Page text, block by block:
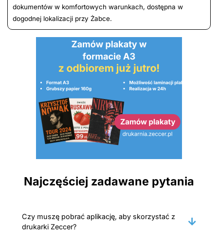
dokumentów w komfortowych warunkach, dostępna w
dogodnej lokalizacji przy Żabce.
Najczęściej zadawane pytania
Czy muszę pobrać aplikację, aby skorzystać z
drukarki Zeccer?